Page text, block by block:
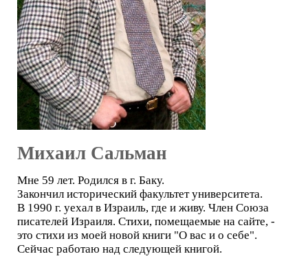
Михаил Сальман
Мне 59 лет. Родился в г. Баку.
Закончил исторический факультет университета.
В 1990 г. уехал в Израиль, где и живу. Член Союза
писателей Израиля. Стихи, помещаемые на сайте, -
это стихи из моей новой книги "О вас и о себе".
Сейчас работаю над следующей книгой.